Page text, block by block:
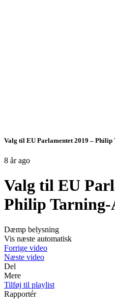
Valg til EU Parlamentet 2019 – Philip
8 år ago
Valg til EU
Philip Tarning-
Dæmp belysning
Vis næste automatisk
Forrige video
Næste video
Del
Mere
Tilføj til playlist
Rapportér